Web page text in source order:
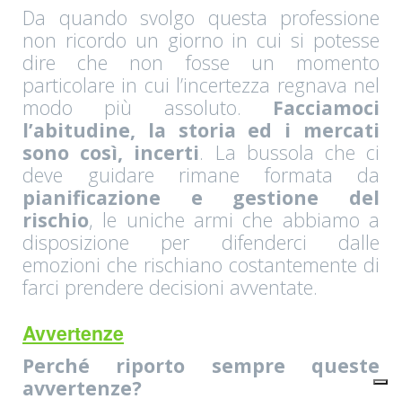
Da quando svolgo questa professione
non ricordo un giorno in cui si potesse
dire che non fosse un momento
particolare in cui l’incertezza regnava nel
modo più assoluto. Facciamoci
l’abitudine, la storia ed i mercati
sono così, incerti. La bussola che ci
deve guidare rimane formata da
pianificazione e gestione del
rischio, le uniche armi che abbiamo a
disposizione per difenderci dalle
emozioni che rischiano costantemente di
farci prendere decisioni avventate.
Avvertenze
Perché riporto sempre queste
avvertenze?